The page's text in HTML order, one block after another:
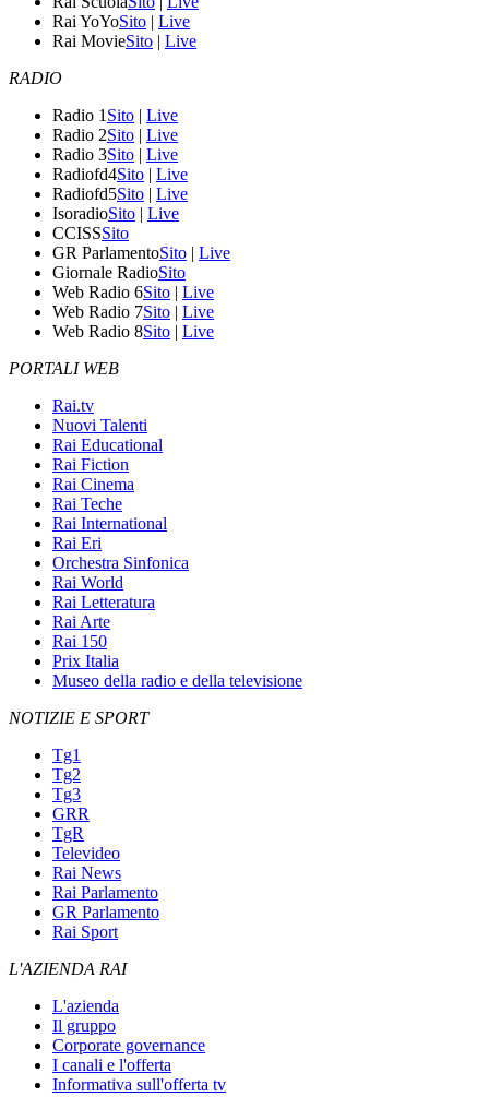
Rai YoYoSito | Live
Rai MovieSito | Live
RADIO
Radio 1 Sito | Live
Radio 2Sito | Live
Radio 3Sito | Live
Radiofd4Sito | Live
Radiofd5Sito | Live
IsoradioSito | Live
CCISSSito
GR ParlamentoSito | Live
Giornale RadioSito
Web Radio 6Sito | Live
Web Radio 7Sito | Live
Web Radio 8Sito | Live
PORTALI WEB
Rai.tv
Nuovi Talenti
Rai Educational
Rai Fiction
Rai Cinema
Rai Teche
Rai International
Rai Eri
Orchestra Sinfonica
Rai World
Rai Letteratura
Rai Arte
Rai 150
Prix Italia
Museo della radio e della televisione
NOTIZIE E SPORT
Tg1
Tg2
Tg3
GRR
TgR
Televideo
Rai News
Rai Parlamento
GR Parlamento
Rai Sport
L'AZIENDA RAI
L'azienda
Il gruppo
Corporate governance
I canali e l'offerta
Informativa sull'offerta tv